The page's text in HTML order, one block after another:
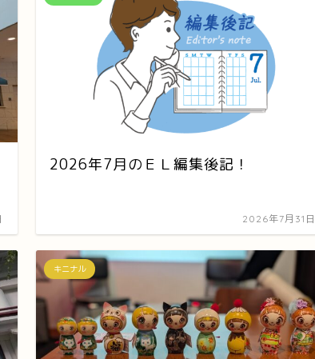
2026年7月のＥＬ編集後記！
2026年7月31日
キニナル